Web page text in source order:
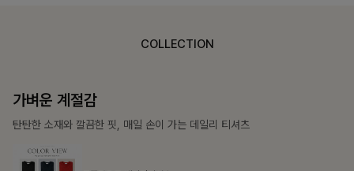
COLLECTION
가장 쉬운 코디
특별한 날부터 일상까지 함께하는 룩